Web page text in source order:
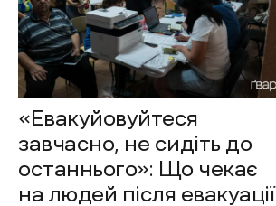
«Евакуйовуйтеся
завчасно, не сидіть до
останнього»: Що чекає
на людей після евакуації